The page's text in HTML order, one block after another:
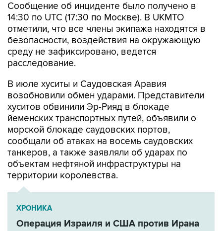
Сообщение об инциденте было получено в
14:30 по UTC (17:30 по Москве). В UKMTO
отметили, что все члены экипажа находятся в
безопасности, воздействия на окружающую
среду не зафиксировано, ведется
расследование.
В июле хуситы и Саудовская Аравия
возобновили обмен ударами. Представители
хуситов обвинили Эр-Рияд в блокаде
йеменских транспортных путей, объявили о
морской блокаде саудовских портов,
сообщали об атаках на восемь саудовских
танкеров, а также заявляли об ударах по
объектам нефтяной инфраструктуры на
территории королевства.
ХРОНИКА
Операция Израиля и США против Ирана